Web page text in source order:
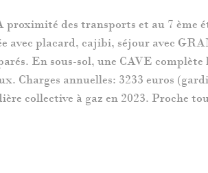
des transports et au 7 ème
avec placard, cajibi, séjour avec
En sous-sol, une CAVE
annuelles: 3233 euros
collective à gaz en 2023. Proche